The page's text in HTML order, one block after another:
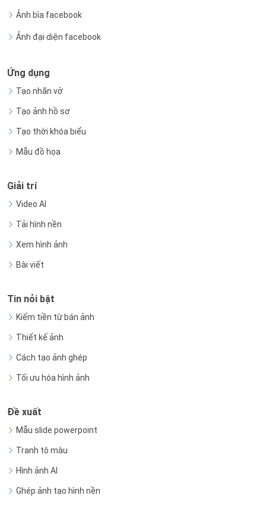
Ảnh bìa facebook
Ảnh đại diện facebook
Ứng dụng
Tạo nhãn vở
Tạo ảnh hồ sơ
Tạo thời khóa biểu
Mẫu đồ họa
Giải trí
Video AI
Tải hình nền
Xem hình ảnh
Bài viết
Tin nỏi bật
Kiếm tiền từ bán ảnh
Thiết kế ảnh
Cách tạo ảnh ghép
Tối ưu hóa hình ảnh
Đề xuất
Mẫu slide powerpoint
Tranh tô màu
Hình ảnh AI
Ghép ảnh tạo hình nền